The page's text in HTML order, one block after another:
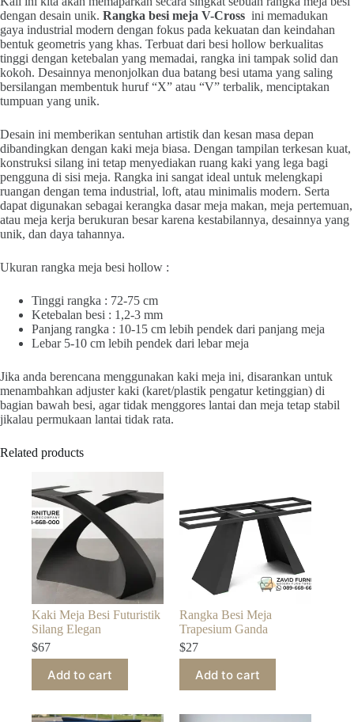
dengan desain unik. Rangka besi meja V-Cross ini memadukan
gaya industrial modern dengan fokus pada kekuatan dan keindahan
bentuk geometris yang khas. Terbuat dari besi hollow berkualitas
tinggi dengan ketebalan yang memadai, rangka ini tampak solid dan
kokoh. Desainnya menonjolkan dua batang besi utama yang saling
bersilangan membentuk huruf “X” atau “V” terbalik, menciptakan
tumpuan yang unik.
Desain ini memberikan sentuhan artistik dan kesan masa depan
dibandingkan dengan kaki meja biasa. Dengan tampilan terkesan kuat,
konstruksi silang ini tetap menyediakan ruang kaki yang lega bagi
pengguna di sisi meja. Rangka ini sangat ideal untuk melengkapi
ruangan dengan tema industrial, loft, atau minimalis modern. Serta
dapat digunakan sebagai kerangka dasar meja makan, meja pertemuan,
atau meja kerja berukuran besar karena kestabilannya, desainnya yang
unik, dan daya tahannya.
Ukuran rangka meja besi hollow :
Tinggi rangka : 72-75 cm
Ketebalan besi : 1,2-3 mm
Panjang rangka : 10-15 cm lebih pendek dari panjang meja
Lebar 5-10 cm lebih pendek dari lebar meja
Jika anda berencana menggunakan kaki meja ini, disarankan untuk
menambahkan adjuster kaki (karet/plastik pengatur ketinggian) di
bagian bawah besi, agar tidak menggores lantai dan meja tetap stabil
jikalau permukaan lantai tidak rata.
Related products
Kaki Meja Besi Futuristik
Silang Elegan
$67
Add to cart
Rangka Besi Meja
Trapesium Ganda
$27
Add to cart